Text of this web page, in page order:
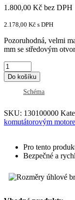
1.800,00 Kč bez DPH
2.178,00 Kč s DPH
Pozoruhodná, velmi
mm se středovým
Do košíku
Schéma
SKU: 130100000
komutátorovým
Pro tento
Bezpečné a